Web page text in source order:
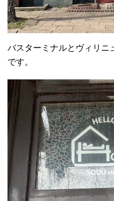
バスターミナルとヴィリニ
です。